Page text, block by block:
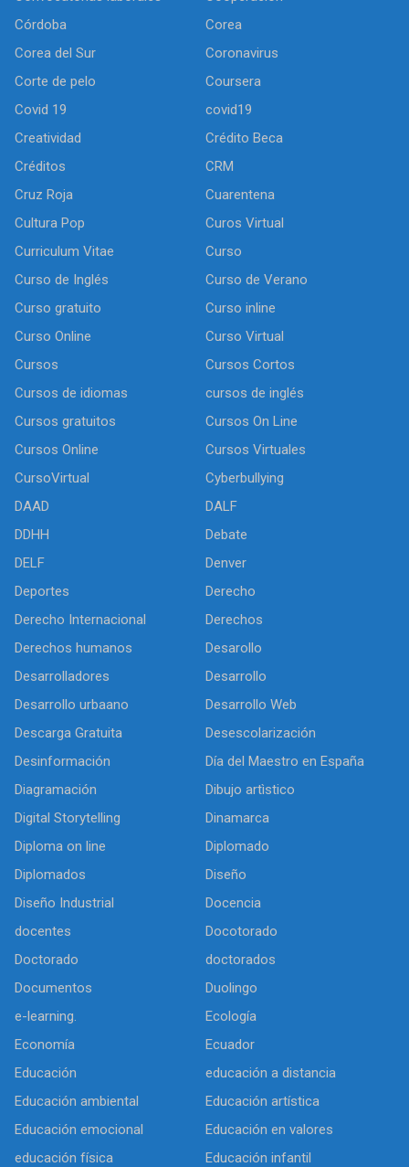
Córdoba
Corea
Corea del Sur
Coronavirus
Corte de pelo
Coursera
Covid 19
covid19
Creatividad
Crédito Beca
Créditos
CRM
Cruz Roja
Cuarentena
Cultura Pop
Curos Virtual
Curriculum Vitae
Curso
Curso de Inglés
Curso de Verano
Curso gratuito
Curso inline
Curso Online
Curso Virtual
Cursos
Cursos Cortos
Cursos de idiomas
cursos de inglés
Cursos gratuitos
Cursos On Line
Cursos Online
Cursos Virtuales
CursoVirtual
Cyberbullying
DAAD
DALF
DDHH
Debate
DELF
Denver
Deportes
Derecho
Derecho Internacional
Derechos
Derechos humanos
Desarollo
Desarrolladores
Desarrollo
Desarrollo urbaano
Desarrollo Web
Descarga Gratuita
Desescolarización
Desinformación
Día del Maestro en España
Diagramación
Dibujo artìstico
Digital Storytelling
Dinamarca
Diploma on line
Diplomado
Diplomados
Diseño
Diseño Industrial
Docencia
docentes
Docotorado
Doctorado
doctorados
Documentos
Duolingo
e-learning.
Ecología
Economía
Ecuador
Educación
educación a distancia
Educación ambiental
Educación artística
Educación emocional
Educación en valores
educación física
Educación infantil